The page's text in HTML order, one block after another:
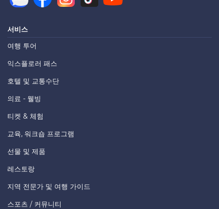
서비스
여행 투어
익스플로러 패스
호텔 및 교통수단
의료 - 웰빙
티켓 & 체험
교육, 워크숍 프로그램
선물 및 제품
레스토랑
지역 전문가 및 여행 가이드
스포츠 / 커뮤니티